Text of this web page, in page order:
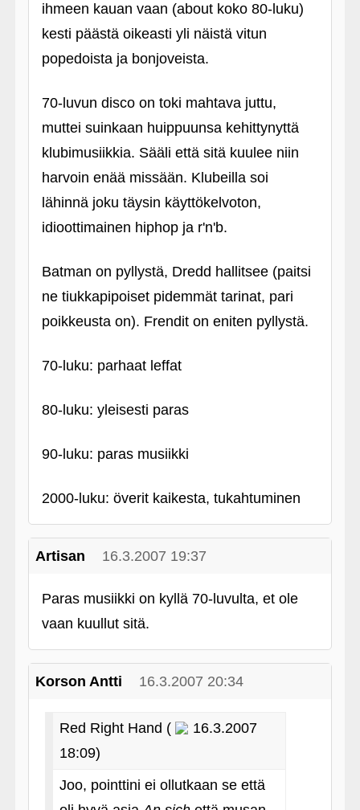
ihmeen kauan vaan (about koko 80-luku)
kesti päästä oikeasti yli näistä vitun
popedoista ja bonjoveista.
70-luvun disco on toki mahtava juttu,
muttei suinkaan huippuunsa kehittynyttä
klubimusiikkia. Sääli että sitä kuulee niin
harvoin enää missään. Klubeilla soi
lähinnä joku täysin käyttökelvoton,
idioottimainen hiphop ja r'n'b.
Batman on pyllystä, Dredd hallitsee (paitsi
ne tiukkapipoiset pidemmät tarinat, pari
poikkeusta on). Frendit on eniten pyllystä.
70-luku: parhaat leffat
80-luku: yleisesti paras
90-luku: paras musiikki
2000-luku: överit kaikesta, tukahtuminen
Artisan 16.3.2007 19:37
Paras musiikki on kyllä 70-luvulta, et ole
vaan kuullut sitä.
Korson Antti 16.3.2007 20:34
Red Right Hand (
16.3.2007
18:09)
Joo, pointtini ei ollutkaan se että